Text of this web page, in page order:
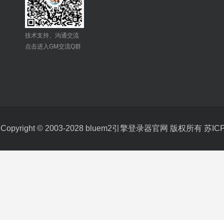
技术支持、沟通交流
点击进入GM交流Q群
Copyright © 2003-2028 bluem2引擎登录器官网 版权所有 苏